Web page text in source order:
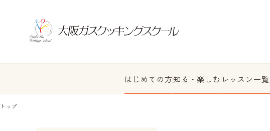
はじめての方知る・楽しむ レッスン一覧
トップ